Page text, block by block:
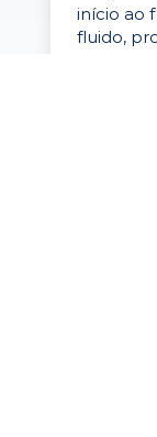
início ao
fluido,